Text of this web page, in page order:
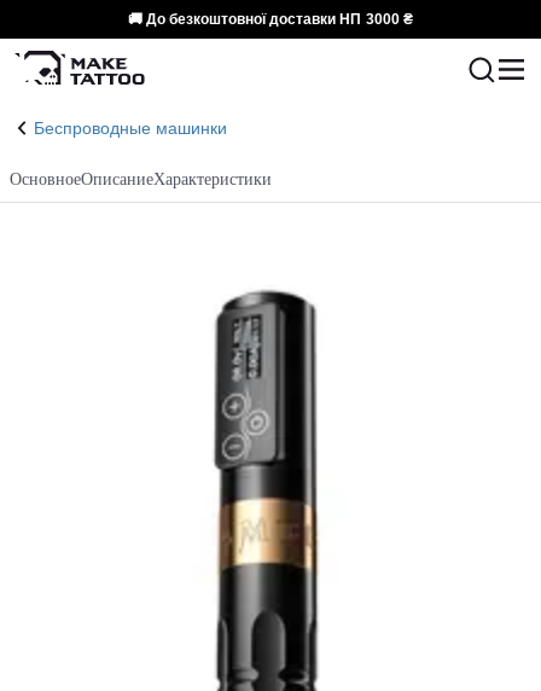
🚚 До безкоштовної доставки НП 3000 ₴
Беспроводные машинки
ОсновноеОписаниеХарактеристики